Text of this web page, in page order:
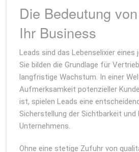
Die Bedeutung
Ihr Business
Leads sind das Lebenselixier eines
Sie bilden die Grundlage für
langfristige Wachstum. In einer
Aufmerksamkeit potenzieller
ist, spielen Leads eine
Sicherstellung der Sichtbarkeit und
Unternehmens.
Ohne eine stetige Zufuhr von